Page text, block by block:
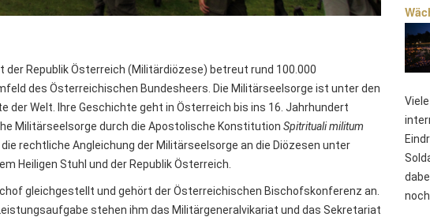
Republik Österreich (Militärdiözese) betreut rund 100.000
des Österreichischen Bundesheers. Die Militärseelsorge ist unter den
der Welt. Ihre Geschichte geht in Österreich bis ins 16. Jahrhundert
Militärseelsorge durch die Apostolische Konstitution Spitrituali militum
rechtliche Angleichung der Militärseelsorge an die Diözesen unter
Heiligen Stuhl und der Republik Österreich.
gleichgestellt und gehört der Österreichischen Bischofskonferenz an.
stehen ihm das Militärgeneralvikariat und das Sekretariat